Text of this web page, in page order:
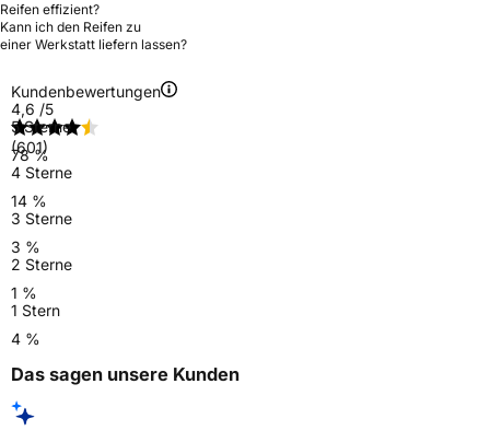
Reifen effizient?
Kann ich den Reifen zu
einer Werkstatt liefern lassen?
Kundenbewertungen
4,6 /5
(601)
5 Sterne
78 %
4 Sterne
14 %
3 Sterne
3 %
2 Sterne
1 %
1 Stern
4 %
Das sagen unsere Kunden